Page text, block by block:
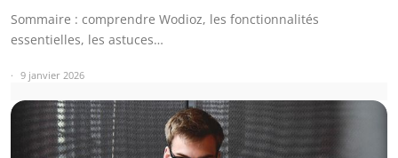
Sommaire : comprendre Wodioz, les fonctionnalités
essentielles, les astuces…
9 janvier 2026